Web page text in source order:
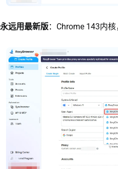
永远用最新版：Chrome 143内